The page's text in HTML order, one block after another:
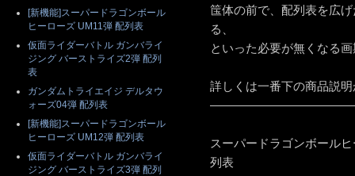
筺体の前で、配列表を広
る、
といった必要が無くなる
詳しくは一番下の商品説
スーパードラゴンボール
列表
[新機能]スーパードラゴンボール
ヒーローズ UM11弾 配列表
仮面ライダーバトル ガンバライ
ジング バーストライズ2弾 配列
表
ガンダムトライエイジ デルタウ
ォーズ04弾 配列表
[新機能]スーパードラゴンボール
ヒーローズ UM12弾 配列表
仮面ライダーバトル ガンバライ
ジング バーストライズ3弾 配列